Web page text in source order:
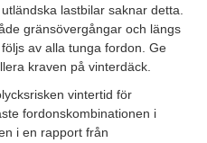
lastbilar saknar detta.
gränsövergångar och längs
av alla tunga fordon. Ge
kraven på vinterdäck.
vintertid för
fordonskombinationen i
i en rapport från